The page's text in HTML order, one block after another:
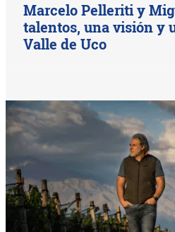
Marcelo Pelleriti y
talentos, una visión y
Valle de Uco